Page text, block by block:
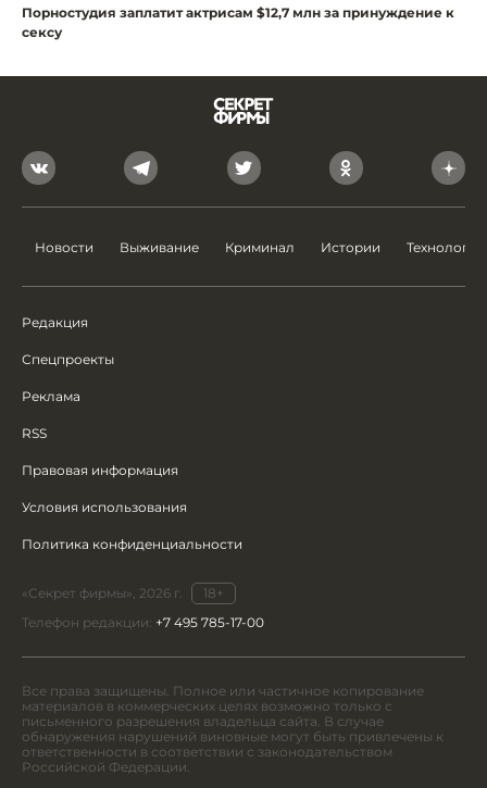
Порностудия заплатит актрисам $12,7 млн за принуждение к
сексу
Новости Выживание Криминал Истории Технологии
Редакция
Спецпроекты
Реклама
RSS
Правовая информация
Условия использования
Политика конфиденциальности
«Секрет фирмы», 2026 г.
18+
Телефон редакции: +7 495 785-17-00
Все права защищены. Полное или частичное копирование
материалов в коммерческих целях возможно только с
письменного разрешения владельца сайта. В случае
обнаружения нарушений виновные могут быть привлечены к
ответственности в соответствии с законодательством
Российской Федерации.